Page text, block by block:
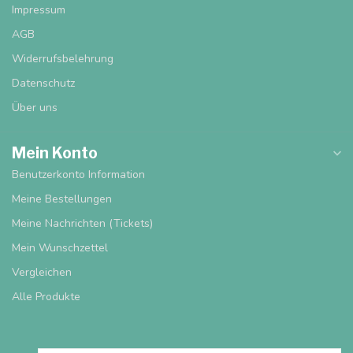
Impressum
AGB
Widerrufsbelehrung
Datenschutz
Über uns
Mein Konto
Benutzerkonto Information
Meine Bestellungen
Meine Nachrichten (Tickets)
Mein Wunschzettel
Vergleichen
Alle Produkte